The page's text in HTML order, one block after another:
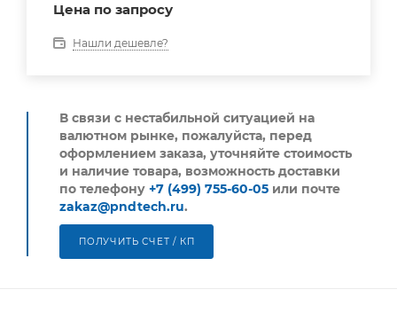
Цена по запросу
Нашли дешевле?
В связи с нестабильной ситуацией на
валютном рынке, пожалуйста, перед
оформлением заказа, уточняйте стоимость
и наличие товара, возможность доставки
по телефону +7 (499) 755-60-05 или почте
zakaz@pndtech.ru.
ПОЛУЧИТЬ СЧЕТ / КП